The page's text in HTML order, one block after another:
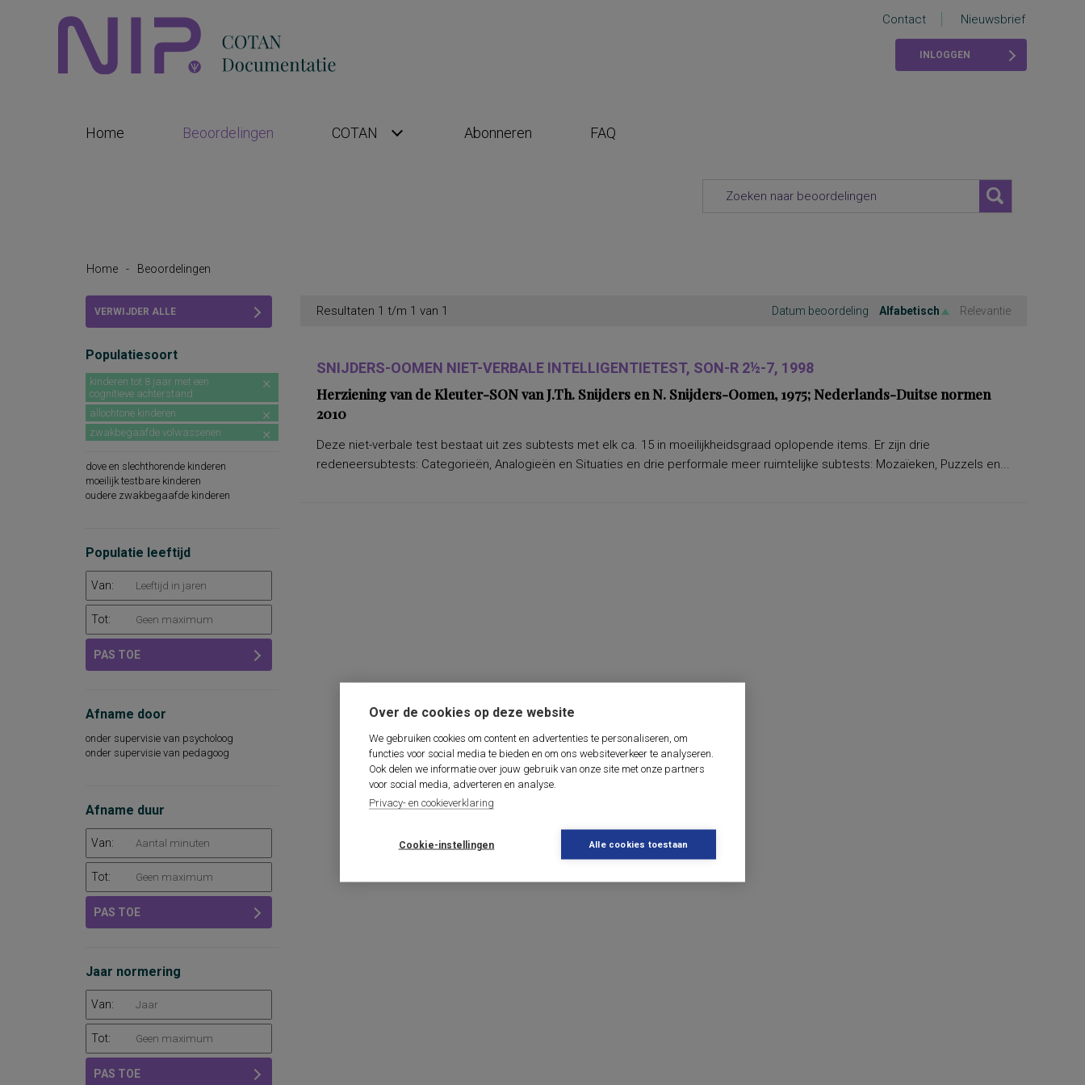
Over de cookies op deze website
We gebruiken cookies om content en advertenties te personaliseren, om
functies voor social media te bieden en om ons websiteverkeer te analyseren.
Ook delen we informatie over jouw gebruik van onze site met onze partners
voor social media, adverteren en analyse.
Privacy- en cookieverklaring
Cookie-instellingen Alle cookies toestaan
Contact Nieuwsbrief
INLOGGEN
Home Beoordelingen COTAN Abonneren FAQ
Home - Beoordelingen
VERWIJDER ALLE
Populatiesoort
kinderen tot 8 jaar met een
cognitieve achterstand
allochtone kinderen
zwakbegaafde volwassenen
dove en slechthorende kinderen
moeilijk testbare kinderen
oudere zwakbegaafde kinderen
Populatie leeftijd
Van:
Tot:
PAS TOE
Afname door
onder supervisie van psycholoog
onder supervisie van pedagoog
Afname duur
Van:
Tot:
PAS TOE
Jaar normering
Van:
Tot:
PAS TOE
Resultaten 1 t/m 1 van 1 Datum beoordeling Alfabetisch Relevantie
SNIJDERS-OOMEN NIET-VERBALE INTELLIGENTIETEST, SON-R 2½-7, 1998
Herziening van de Kleuter-SON van J.Th. Snijders en N. Snijders-Oomen, 1975; Nederlands-Duitse normen
2010
Deze niet-verbale test bestaat uit zes subtests met elk ca. 15 in moeilijkheidsgraad oplopende items. Er zijn drie
redeneersubtests: Categorieën, Analogieën en Situaties en drie performale meer ruimtelijke subtests: Mozaïeken, Puzzels en...